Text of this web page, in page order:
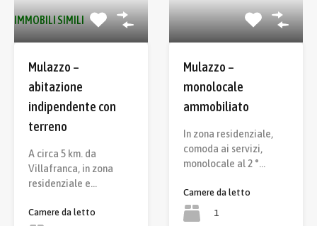
IMMOBILI SIMILI
Mulazzo –
abitazione
indipendente con
terreno
A circa 5 km. da
Villafranca, in zona
residenziale e…
Camere da letto
Mulazzo –
monolocale
ammobiliato
In zona residenziale,
comoda ai servizi,
monolocale al 2 °…
Camere da letto
1